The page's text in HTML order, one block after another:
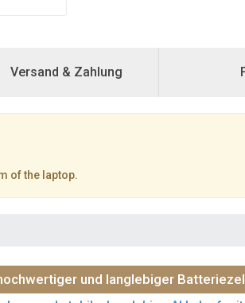
Versand & Zahlung
of the laptop.
und langlebiger